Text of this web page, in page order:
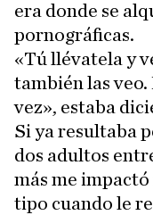
era donde se
pornográficas.
«Tú llévatela y
también las
vez», estaba
Si ya resultaba
dos adultos
más me
tipo cuando le